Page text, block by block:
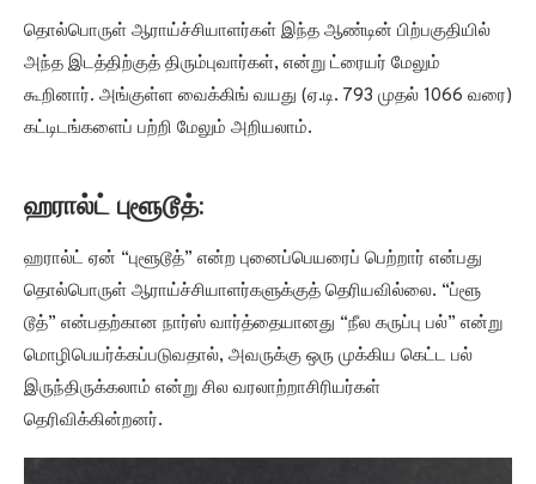
தொல்பொருள் ஆராய்ச்சியாளர்கள் இந்த ஆண்டின் பிற்பகுதியில்
அந்த இடத்திற்குத் திரும்புவார்கள், என்று ட்ரையர் மேலும்
கூறினார். அங்குள்ள வைக்கிங் வயது (ஏ.டி. 793 முதல் 1066 வரை)
கட்டிடங்களைப் பற்றி மேலும் அறியலாம்.
ஹரால்ட் புளூடூத்:
ஹரால்ட் ஏன் “புளூடூத்” என்ற புனைப்பெயரைப் பெற்றார் என்பது
தொல்பொருள் ஆராய்ச்சியாளர்களுக்குத் தெரியவில்லை. “ப்ளூ
டூத்” என்பதற்கான நார்ஸ் வார்த்தையானது “நீல கருப்பு பல்” என்று
மொழிபெயர்க்கப்படுவதால், அவருக்கு ஒரு முக்கிய கெட்ட பல்
இருந்திருக்கலாம் என்று சில வரலாற்றாசிரியர்கள்
தெரிவிக்கின்றனர்.